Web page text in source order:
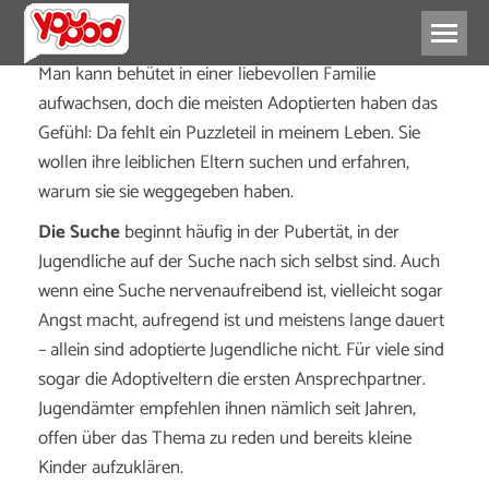
Man kann behütet in einer liebevollen Familie
aufwachsen, doch die meisten Adoptierten haben das
Gefühl: Da fehlt ein Puzzleteil in meinem Leben. Sie
wollen ihre leiblichen Eltern suchen und erfahren,
warum sie sie weggegeben haben.
Die Suchebeginnt häufig in der Pubertät, in der
Jugendliche auf der Suche nach sich selbst sind. Auch
wenn eine Suche nervenaufreibend ist, vielleicht sogar
Angst macht, aufregend ist und meistens lange dauert
– allein sind adoptierte Jugendliche nicht. Für viele sind
sogar die Adoptiveltern die ersten Ansprechpartner.
Jugendämter empfehlen ihnen nämlich seit Jahren,
offen über das Thema zu reden und bereits kleine
Kinder aufzuklären.